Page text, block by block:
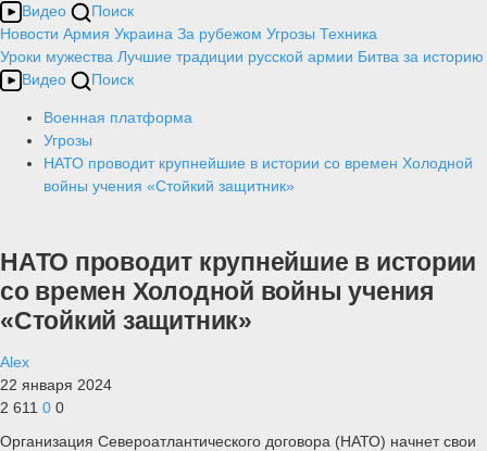
Видео
Поиск
Новости Армия Украина За рубежом Угрозы Техника
Уроки мужества Лучшие традиции русской армии Битва за историю
Видео
Поиск
Военная платформа
Угрозы
НАТО проводит крупнейшие в истории со времен Холодной
войны учения «Стойкий защитник»
НАТО проводит крупнейшие в истории
со времен Холодной войны учения
«Стойкий защитник»
Alex
22 января 2024
2 611 0 0
Организация Североатлантического договора (НАТО) начнет свои